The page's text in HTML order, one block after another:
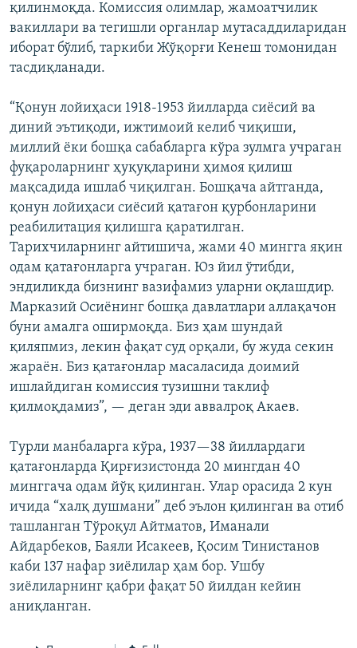
қилинмоқда. Комиссия олимлар, жамоатчилик
вакиллари ва тегишли органлар мутасаддиларидан
иборат бўлиб, таркиби Жўқорғи Кенеш томонидан
тасдиқланади.
“Қонун лойиҳаси 1918-1953 йилларда сиёсий ва
диний эътиқоди, ижтимоий келиб чиқиши,
миллий ёки бошқа сабабларга кўра зулмга учраган
фуқароларнинг ҳуқуқларини ҳимоя қилиш
мақсадида ишлаб чиқилган. Бошқача айтганда,
қонун лойиҳаси сиёсий қатағон қурбонларини
реабилитация қилишга қаратилган.
Тарихчиларнинг айтишича, жами 40 мингга яқин
одам қатағонларга учраган. Юз йил ўтибди,
эндиликда бизнинг вазифамиз уларни оқлашдир.
Марказий Осиёнинг бошқа давлатлари аллақачон
буни амалга оширмоқда. Биз ҳам шундай
қиляпмиз, лекин фақат суд орқали, бу жуда секин
жараён. Биз қатағонлар масаласида доимий
ишлайдиган комиссия тузишни таклиф
қилмоқдамиз”, — деган эди аввалроқ Акаев.
Турли манбаларга кўра, 1937—38 йиллардаги
қатағонларда Қирғизистонда 20 мингдан 40
минггача одам йўқ қилинган. Улар орасида 2 кун
ичида “халқ душмани” деб эълон қилинган ва отиб
ташланган Тўроқул Айтматов, Иманали
Айдарбеков, Баяли Исакеев, Қосим Тинистанов
каби 137 нафар зиёлилар ҳам бор. Ушбу
зиёлиларнинг қабри фақат 50 йилдан кейин
аниқланган.